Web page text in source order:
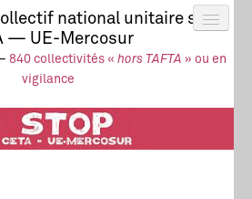
national unitaire stop
— UE-Mercosur
840 collectivités « hors TAFTA » ou en
vigilance
UE-Mercosur
!
TAFTA
CETA
Collectif